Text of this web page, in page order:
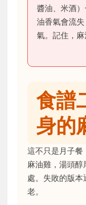
醬油、米酒
油香氣會流
氣。記住，麻
食譜
身的
這不只是月子餐
麻油雞，湯頭
處。失敗的版本
老。